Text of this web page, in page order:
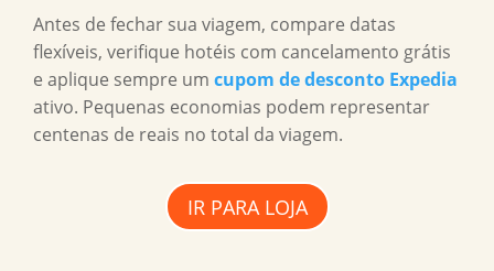
Antes de fechar sua viagem, compare datas
flexíveis, verifique hotéis com cancelamento grátis
e aplique sempre um cupom de desconto Expedia
ativo. Pequenas economias podem representar
centenas de reais no total da viagem.
IR PARA LOJA